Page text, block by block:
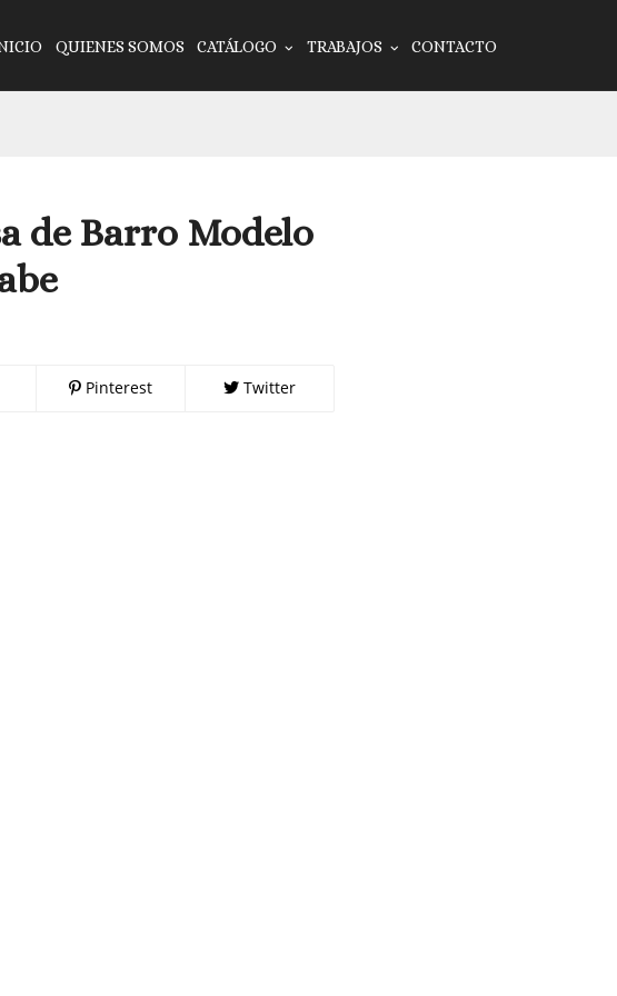
QUIENES SOMOS CATÁLOGO TRABAJOS CONTACTO
de Barro Modelo
Pinterest Twitter